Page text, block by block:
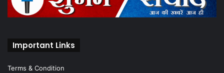
Important Links
Terms & Condition